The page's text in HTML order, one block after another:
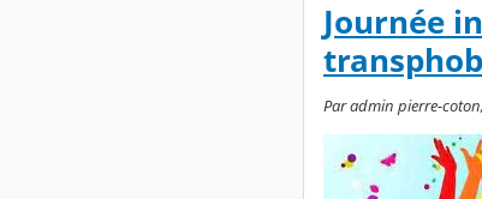
Journée
Par admin pierre-